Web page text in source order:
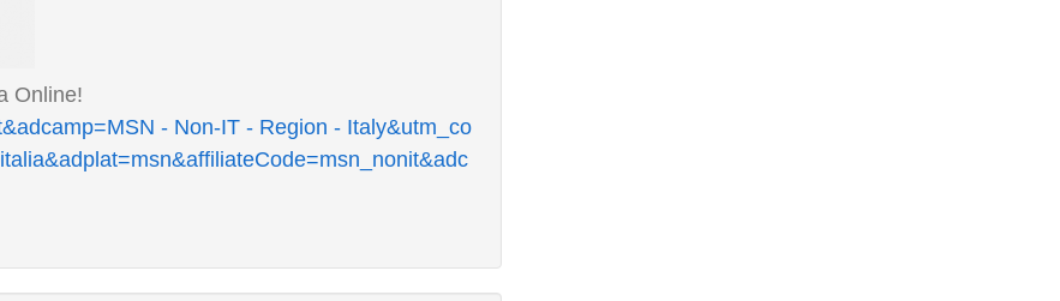
Online!
- Non-IT - Region - Italy&utm_co